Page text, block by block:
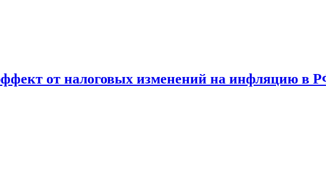
от налоговых изменений на инфляцию в